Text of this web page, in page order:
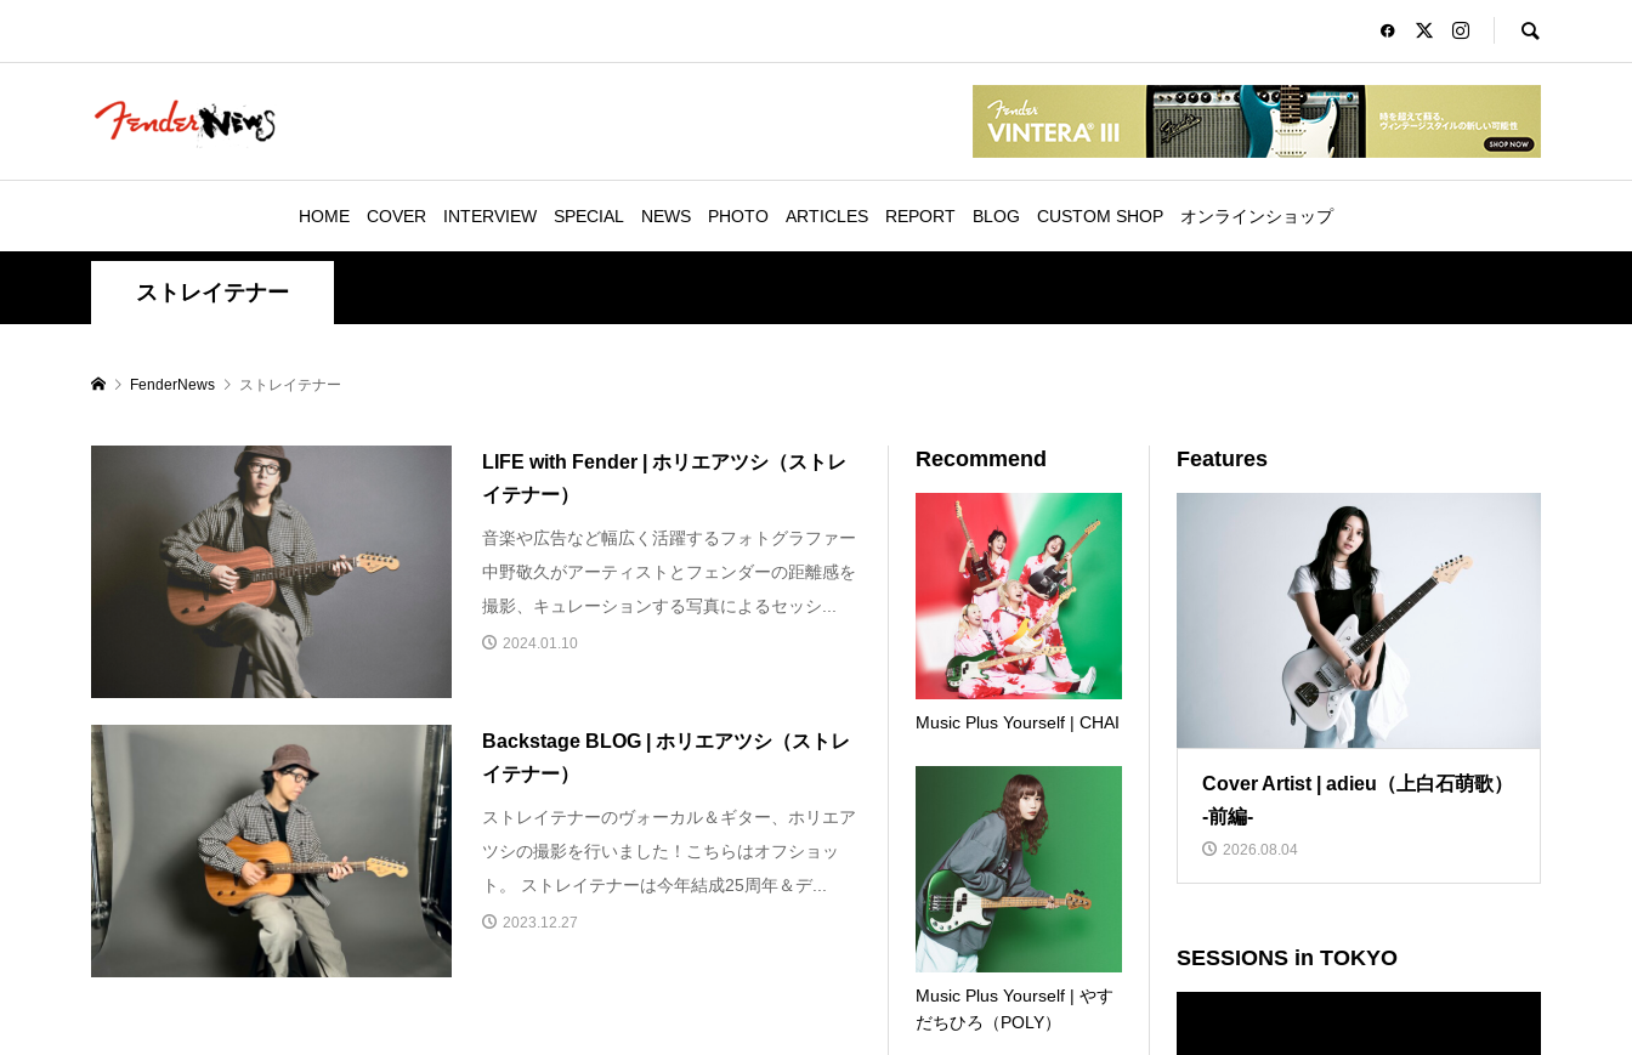
HOME COVER INTERVIEW SPECIAL NEWS PHOTO ARTICLES REPORT BLOG CUSTOM SHOP オンラインショップ
ストレイテナー
FenderNews ストレイテナー
LIFE with Fender | ホリエアツシ（ストレ
イテナー）
音楽や広告など幅広く活躍するフォトグラファー
中野敬久がアーティストとフェンダーの距離感を
撮影、キュレーションする写真によるセッシ...
2024.01.10
Backstage BLOG | ホリエアツシ（ストレ
イテナー）
ストレイテナーのヴォーカル＆ギター、ホリエア
ツシの撮影を行いました！こちらはオフショッ
ト。 ストレイテナーは今年結成25周年＆デ...
2023.12.27
Recommend
Music Plus Yourself | CHAI
Music Plus Yourself | やす
だちひろ（POLY）
Features
Cover Artist | adieu（上白石萌歌）
-前編-
2026.08.04
SESSIONS in TOKYO